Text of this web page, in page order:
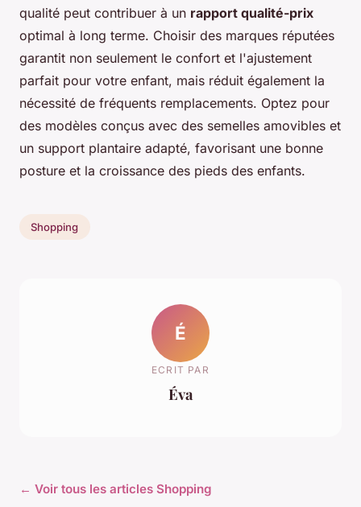
qualité peut contribuer à un rapport qualité-prix
optimal à long terme. Choisir des marques réputées
garantit non seulement le confort et l'ajustement
parfait pour votre enfant, mais réduit également la
nécessité de fréquents remplacements. Optez pour
des modèles conçus avec des semelles amovibles et
un support plantaire adapté, favorisant une bonne
posture et la croissance des pieds des enfants.
Shopping
É
ECRIT PAR
Éva
← Voir tous les articles Shopping